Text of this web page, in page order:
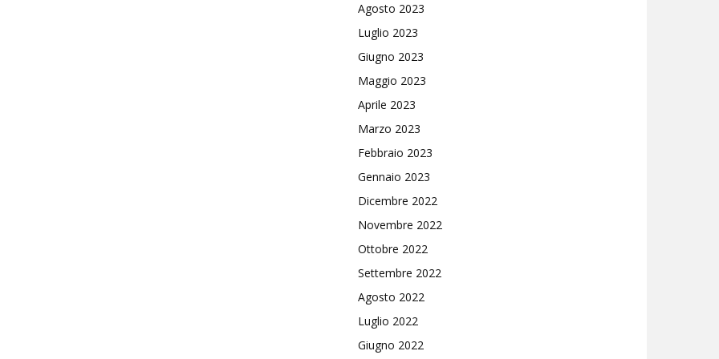
Agosto 2023
Luglio 2023
Giugno 2023
Maggio 2023
Aprile 2023
Marzo 2023
Febbraio 2023
Gennaio 2023
Dicembre 2022
Novembre 2022
Ottobre 2022
Settembre 2022
Agosto 2022
Luglio 2022
Giugno 2022